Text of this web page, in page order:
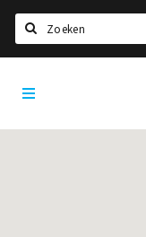
HOME